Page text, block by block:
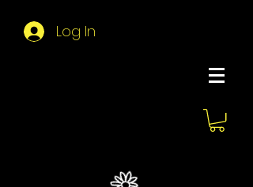
Log In